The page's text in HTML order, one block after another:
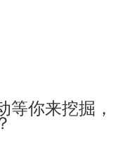
等你来挖掘，